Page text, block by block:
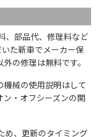
、部品代、修理料など
た新車でメーカー保
の修理は無料です。
械の使用説明はして
・オフシーズンの関
め、更新のタイミング